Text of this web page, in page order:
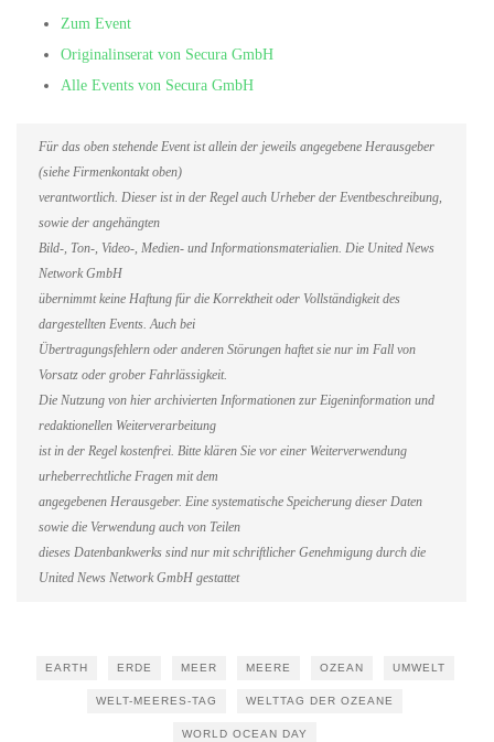
Zum Event
Originalinserat von Secura GmbH
Alle Events von Secura GmbH
Für das oben stehende Event ist allein der jeweils angegebene Herausgeber
(siehe Firmenkontakt oben)
verantwortlich. Dieser ist in der Regel auch Urheber der Eventbeschreibung,
sowie der angehängten
Bild-, Ton-, Video-, Medien- und Informationsmaterialien. Die United News
Network GmbH
übernimmt keine Haftung für die Korrektheit oder Vollständigkeit des
dargestellten Events. Auch bei
Übertragungsfehlern oder anderen Störungen haftet sie nur im Fall von
Vorsatz oder grober Fahrlässigkeit.
Die Nutzung von hier archivierten Informationen zur Eigeninformation und
redaktionellen Weiterverarbeitung
ist in der Regel kostenfrei. Bitte klären Sie vor einer Weiterverwendung
urheberrechtliche Fragen mit dem
angegebenen Herausgeber. Eine systematische Speicherung dieser Daten
sowie die Verwendung auch von Teilen
dieses Datenbankwerks sind nur mit schriftlicher Genehmigung durch die
United News Network GmbH gestattet
EARTH ERDE MEER MEERE OZEAN UMWELT
WELT-MEERES-TAG WELTTAG DER OZEANE
WORLD OCEAN DAY